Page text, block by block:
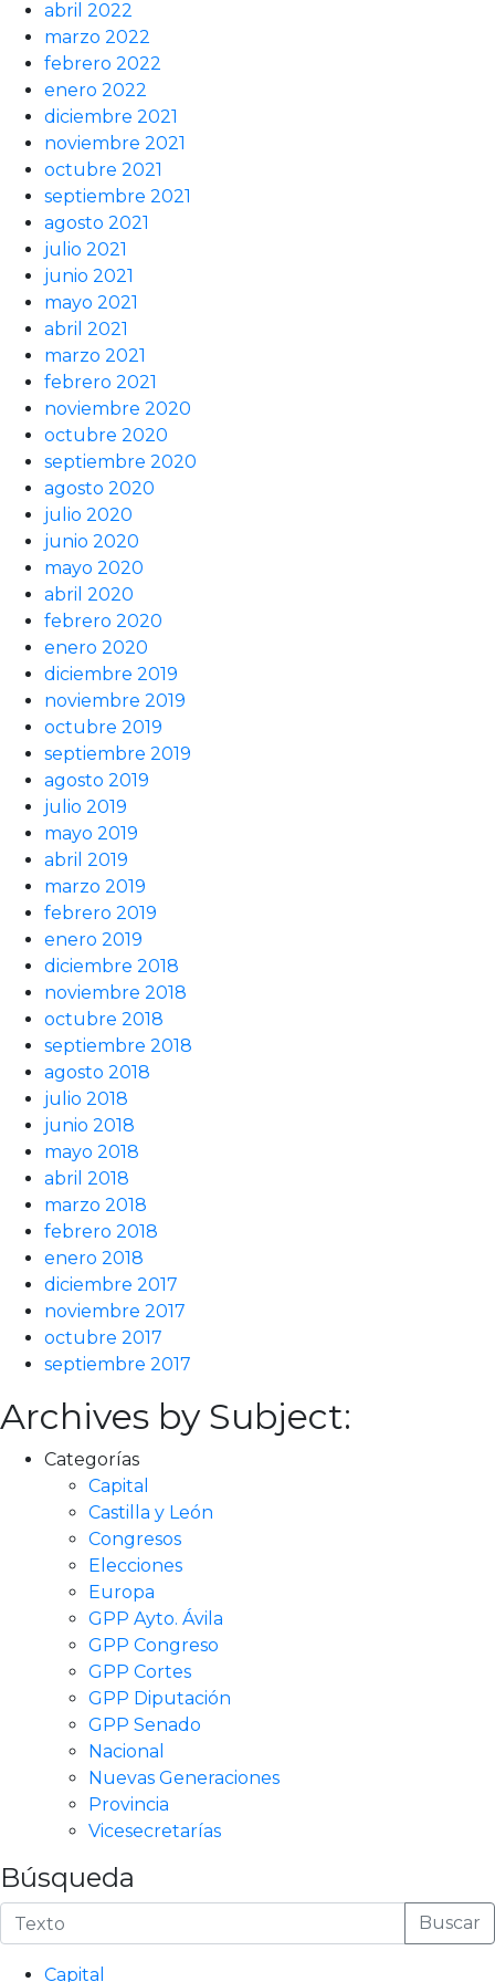
abril 2022
marzo 2022
febrero 2022
enero 2022
diciembre 2021
noviembre 2021
octubre 2021
septiembre 2021
agosto 2021
julio 2021
junio 2021
mayo 2021
abril 2021
marzo 2021
febrero 2021
noviembre 2020
octubre 2020
septiembre 2020
agosto 2020
julio 2020
junio 2020
mayo 2020
abril 2020
febrero 2020
enero 2020
diciembre 2019
noviembre 2019
octubre 2019
septiembre 2019
agosto 2019
julio 2019
mayo 2019
abril 2019
marzo 2019
febrero 2019
enero 2019
diciembre 2018
noviembre 2018
octubre 2018
septiembre 2018
agosto 2018
julio 2018
junio 2018
mayo 2018
abril 2018
marzo 2018
febrero 2018
enero 2018
diciembre 2017
noviembre 2017
octubre 2017
septiembre 2017
Archives by Subject:
Categorías
Capital
Castilla y León
Congresos
Elecciones
Europa
GPP Ayto. Ávila
GPP Congreso
GPP Cortes
GPP Diputación
GPP Senado
Nacional
Nuevas Generaciones
Provincia
Vicesecretarías
Búsqueda
Buscar
Capital